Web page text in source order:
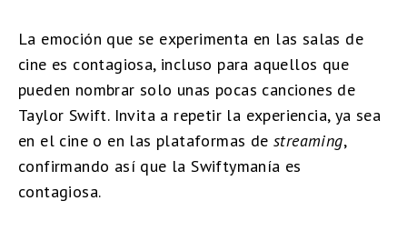
La emoción que se experimenta en las salas de
cine es contagiosa, incluso para aquellos que
pueden nombrar solo unas pocas canciones de
Taylor Swift. Invita a repetir la experiencia, ya sea
en el cine o en las plataformas de streaming,
confirmando así que la Swiftymanía es
contagiosa.